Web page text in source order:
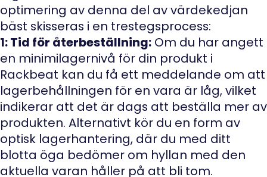
optimering av denna del av värdekedjan
bäst skisseras i en trestegsprocess:
1: Tid för återbeställning: Om du har angett
en minimilagernivå för din produkt i
Rackbeat kan du få ett meddelande om att
lagerbehållningen för en vara är låg, vilket
indikerar att det är dags att beställa mer av
produkten. Alternativt kör du en form av
optisk lagerhantering, där du med ditt
blotta öga bedömer om hyllan med den
aktuella varan håller på att bli tom.